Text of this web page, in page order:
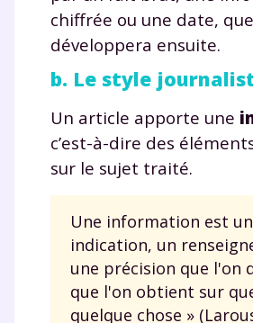
chiffrée ou une date, que
développera ensuite.
b. Le style
Un article apporte une
c’est-à-dire des
sur le sujet traité.
Une information est
indication, un
une précision que l'on
que l'on obtient sur
quelque chose »